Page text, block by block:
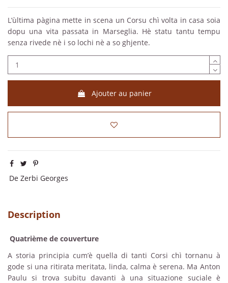
L’ùltima pàgina mette in scena un Corsu chì volta in casa soia
dopu una vita passata in Marseglia. Hè statu tantu tempu
senza rivede nè i so lochi nè a so ghjente.
Ajouter au panier
De Zerbi Georges
Description
Quatrième de couverture
A storia principia cum’è quella di tanti Corsi chì tornanu à
gode si una ritirata meritata, linda, calma è serena. Ma Anton
Paulu si trova subitu davanti à una situazione suciale è